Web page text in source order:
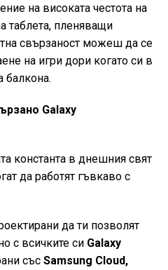
на високата честота на
таблета, пленяващи
свързаност можеш да се
на игри дори когато си в
балкона.
Galaxy
константа в днешния свят
да работят гъвкаво с
да ти позволят
с всичките си Galaxy
със Samsung Cloud,